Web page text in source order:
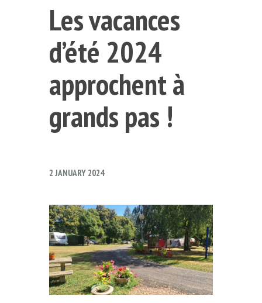
Les vacances
d’été 2024
approchent à
grands pas !
2 JANUARY 2024